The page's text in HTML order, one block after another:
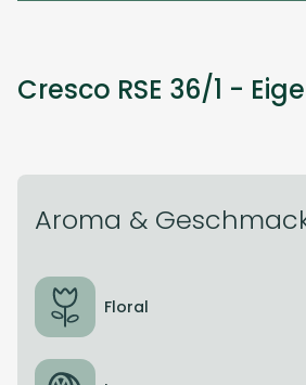
Cresco RSE 36/1 -
Aroma &
Floral